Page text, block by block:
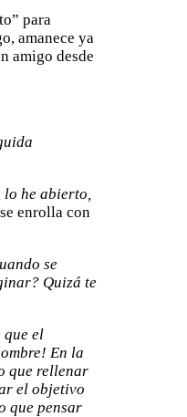
para
amanece ya
amigo desde
he abierto,
enrolla con
se
Quizá te
que el
En la
que rellenar
el objetivo
que pensar